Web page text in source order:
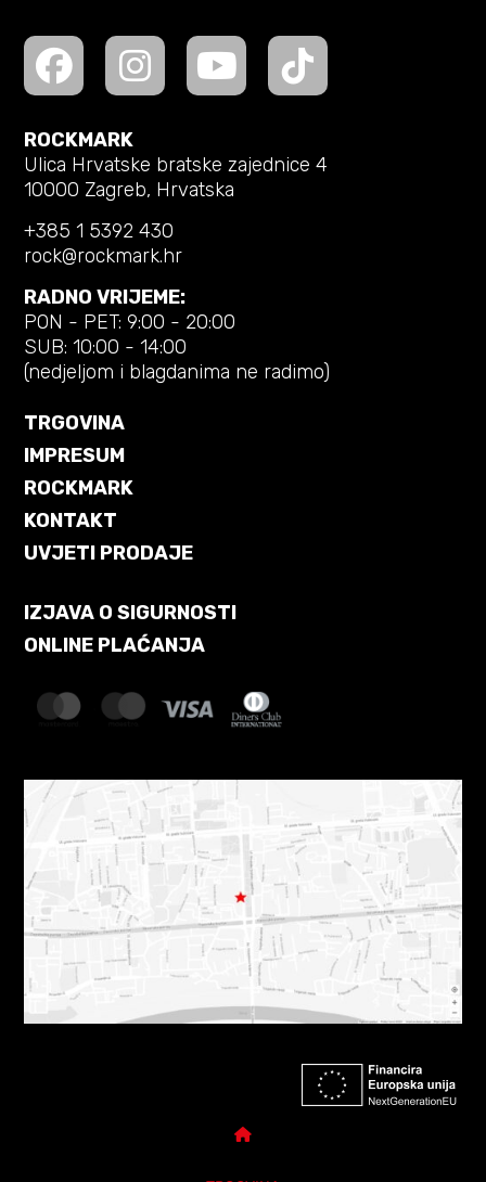
ROCKMARK
Ulica Hrvatske bratske zajednice 4
10000 Zagreb, Hrvatska
+385 1 5392 430
rock@rockmark.hr
RADNO VRIJEME:
PON - PET: 9:00 - 20:00
SUB: 10:00 - 14:00
(nedjeljom i blagdanima ne radimo)
TRGOVINA
IMPRESUM
ROCKMARK
KONTAKT
UVJETI PRODAJE
IZJAVA O SIGURNOSTI
ONLINE PLAĆANJA